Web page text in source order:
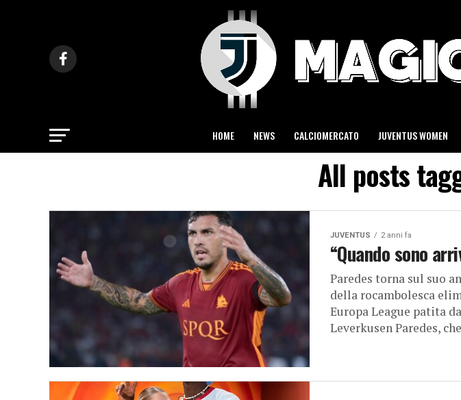
HOME NEWS CALCIOMERCATO JUVENTUS WOMEN
All posts
JUVENTUS 2 anni fa
“Quando sono
Paredes torna sul suo
della rocambolesca
Europa League patita
Leverkusen Paredes,